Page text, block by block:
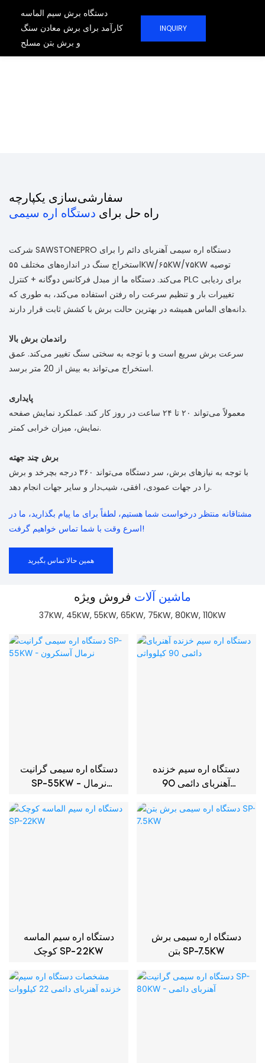
دستگاه برش سیم الماسه
کارآمد برای برش معادن سنگ
و برش بتن مسلح
INQUIRY
سفارشی‌سازی یکپارچه
راه حل برای دستگاه اره سیمی
شرکت SAWSTONEPRO دستگاه اره سیمی آهنربای دائم را برای
استخراج سنگ در اندازه‌های مختلف ۵۵KW/۶۵KW/۷۵KW توصیه
می‌کند. دستگاه ما از مبدل فرکانس دوگانه + کنترل PLC برای ردیابی
تغییرات بار و تنظیم سرعت راه رفتن استفاده می‌کند، به طوری که
دانه‌های الماس همیشه در بهترین حالت برش با کشش ثابت قرار دارند.
راندمان برش بالا
سرعت برش سریع است و با توجه به سختی سنگ تغییر می‌کند. عمق
استخراج می‌تواند به بیش از 20 متر برسد.
پایداری
معمولاً می‌تواند ۲۰ تا ۲۴ ساعت در روز کار کند. عملکرد نمایش صفحه
نمایش، میزان خرابی کمتر.
برش چند جهته
با توجه به نیازهای برش، سر دستگاه می‌تواند ۳۶۰ درجه بچرخد و برش
را در جهات عمودی، افقی، شیب‌دار و سایر جهات انجام دهد.
مشتاقانه منتظر درخواست شما هستیم، لطفاً برای ما پیام بگذارید، ما در
اسرع وقت با شما تماس خواهیم گرفت!
همین حالا تماس بگیرید
ماشین آلات فروش ویژه
37KW, 45KW, 55KW, 65KW, 75KW, 80KW, 110KW
دستگاه اره سیمی گرانیت
SP-55KW - نرمال
دستگاه اره سیم خزنده
آهنربای دائمی 90
دستگاه اره سیم الماسه
کوچک SP-22KW
دستگاه اره سیمی برش
بتن SP-7.5KW